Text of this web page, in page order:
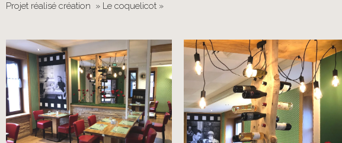
Projet réalisé création » Le coquelicot »